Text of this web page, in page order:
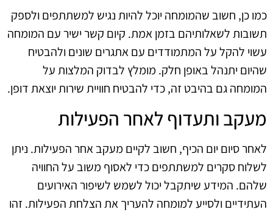
כמו כן, חשוב שהמומחה יוכל להיות נגיש למשתתפים ולספק
תשובות לשאלותיהם בזמן אמת. קיום קשר ישיר עם המומחה
עשוי להקל על המתמודדים עם אתגרים שונים ולהבטיח
שהיום יתנהל באופן חלק. מומלץ לבדוק המלצות על
המומחה גם בהיבט זה, כדי להבטיח חוויית שירות יוצאת דופן.
מעקב ותעדוף לאחר הפעילות
לאחר סיום יום הכיף, חשוב לקיים מעקב אחר הפעילות. ניתן
לשלוח סקרים למשתתפים כדי לאסוף משוב על החוויה
שלהם. המידע שיתקבל יכול לשמש לשיפור האירועים
העתידיים ולסייע למומחה להעריך את הצלחת הפעילות. זהו